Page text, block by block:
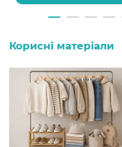
Корисні матеріали